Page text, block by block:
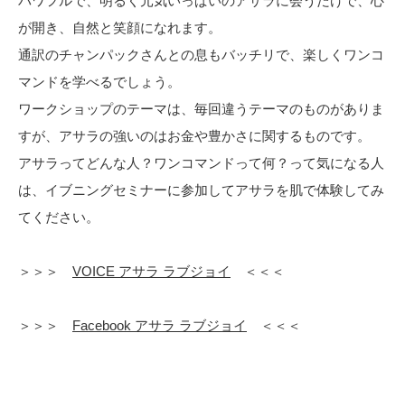
が開き、自然と笑顔になれます。
通訳のチャンパックさんとの息もバッチリで、楽しくワンコ
マンドを学べるでしょう。
ワークショップのテーマは、毎回違うテーマのものがありま
すが、アサラの強いのはお金や豊かさに関するものです。
アサラってどんな人？ワンコマンドって何？って気になる人
は、イブニングセミナーに参加してアサラを肌で体験してみ
てください。
＞＞＞ VOICE アサラ ラブジョイ ＜＜＜
＞＞＞ Facebook アサラ ラブジョイ ＜＜＜